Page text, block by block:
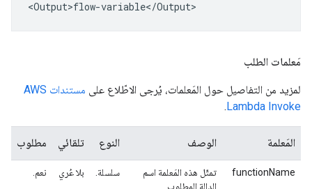
مَعلمات الطلب
لمزيد من التفاصيل حول المَعلمات، يُرجى الاطّلاع على
مستندات AWS
Lambda Invoke
.
المَعلمة الوصف النوع تلقائي مطلوب
functionName
تمثّل هذه المَعلمة اسم
الدالة المطلوب
سلسلة. بلا عُري نعم.